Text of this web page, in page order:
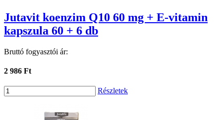
Jutavit koenzim Q10 60 mg + E-vitamin
kapszula 60 + 6 db
Bruttó fogyasztói ár:
2 986 Ft
Részletek